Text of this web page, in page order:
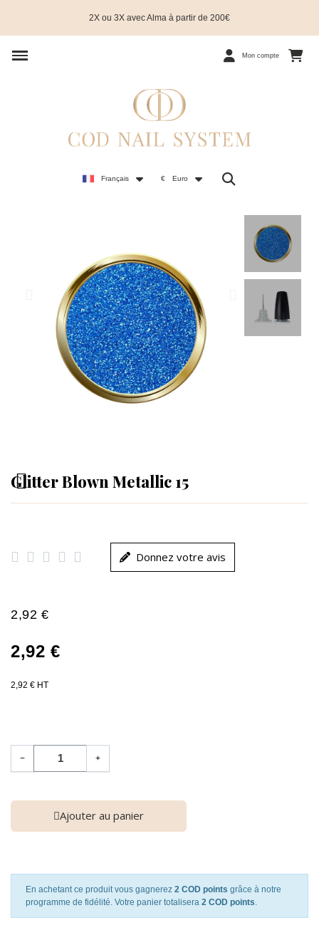
2X ou 3X avec Alma à partir de 200€
Mon compte
Français € Euro
Glitter Blown Metallic 15
     Donnez votre avis
2,92 €
2,92 €
2,92 € HT
− +
Ajouter au panier
En achetant ce produit vous gagnerez 2 COD points grâce à notre
programme de fidélité. Votre panier totalisera 2 COD points.